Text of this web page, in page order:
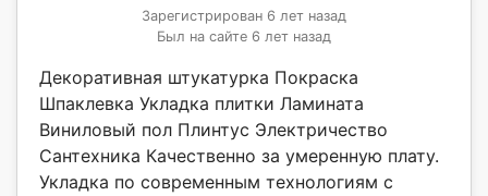
Зарегистрирован 6 лет назад
Был на сайте 6 лет назад
Декоративная штукатурка Покраска
Шпаклевка Укладка плитки Ламината
Виниловый пол Плинтус Электричество
Сантехника Качественно за умеренную плату.
Укладка по современным технологиям с